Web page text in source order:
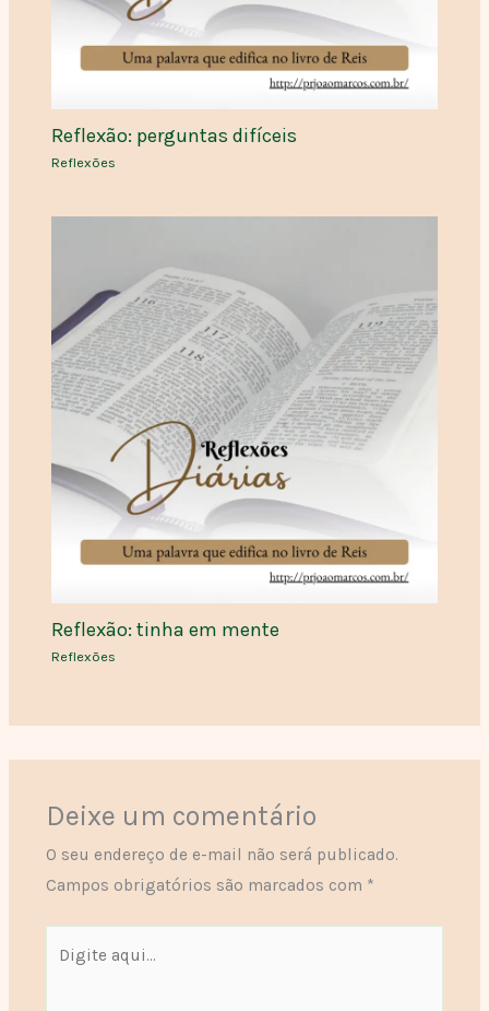
Reflexão: perguntas difíceis
Reflexões
Reflexão: tinha em mente
Reflexões
Deixe um comentário
O seu endereço de e-mail não será publicado.
Campos obrigatórios são marcados com *
aqui...